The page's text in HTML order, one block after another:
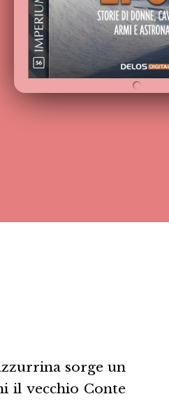
sorge un
il vecchio Conte